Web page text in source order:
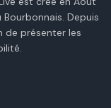
Depuis
de présenter les